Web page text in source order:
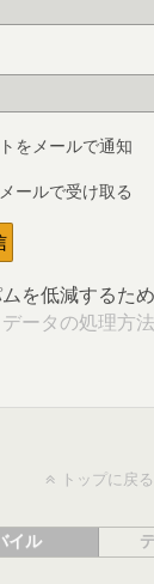
をメールで通知
ールで受け取る
を低減するた
ータの処理方
トップに戻る
イル